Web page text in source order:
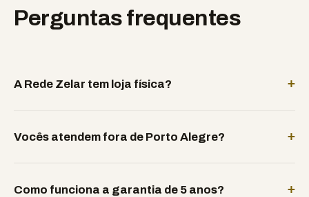
Perguntas frequentes
A Rede Zelar tem loja física? +
Vocês atendem fora de Porto Alegre? +
Como funciona a garantia de 5 anos? +